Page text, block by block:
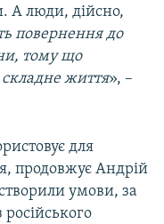
А люди, дійсно,
повернення до
тому що
життя», –
для
продовжує Андрій
умови, за